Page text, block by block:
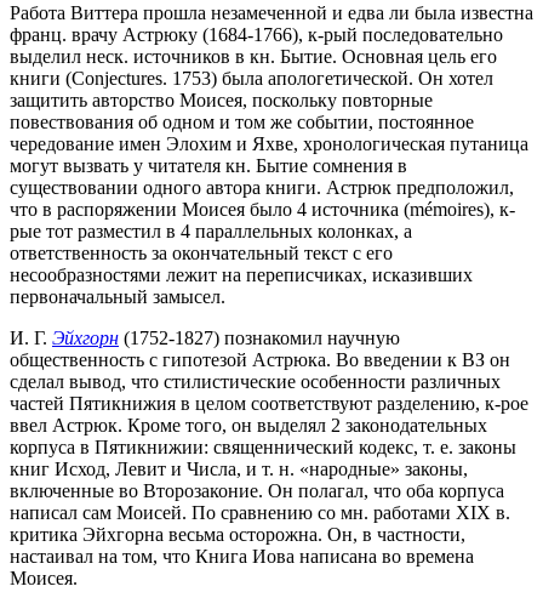
Работа Виттера прошла незамеченной и едва ли была известна
франц. врачу Астрюку (1684-1766), к-рый последовательно
выделил неск. источников в кн. Бытие. Основная цель его
книги (Conjectures. 1753) была апологетической. Он хотел
защитить авторство Моисея, поскольку повторные
повествования об одном и том же событии, постоянное
чередование имен Элохим и Яхве, хронологическая путаница
могут вызвать у читателя кн. Бытие сомнения в
существовании одного автора книги. Астрюк предположил,
что в распоряжении Моисея было 4 источника (mémoires), к-
рые тот разместил в 4 параллельных колонках, а
ответственность за окончательный текст с его
несообразностями лежит на переписчиках, исказивших
первоначальный замысел.
И. Г. Эйхгорн (1752-1827) познакомил научную
общественность с гипотезой Астрюка. Во введении к ВЗ он
сделал вывод, что стилистические особенности различных
частей Пятикнижия в целом соответствуют разделению, к-рое
ввел Астрюк. Кроме того, он выделял 2 законодательных
корпуса в Пятикнижии: священнический кодекс, т. е. законы
книг Исход, Левит и Числа, и т. н. «народные» законы,
включенные во Второзаконие. Он полагал, что оба корпуса
написал сам Моисей. По сравнению со мн. работами XIX в.
критика Эйхгорна весьма осторожна. Он, в частности,
настаивал на том, что Книга Иова написана во времена
Моисея.